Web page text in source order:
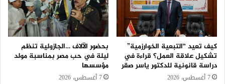
كيف تعيد “التبعية الخوارزمية”
تشكيل علاقة العمل؟ قراءة في
دراسة قانونية للدكتور ياسر صقر
7 أغسطس، 2026
بحضور الآلاف …الجازولية تنظم
ليلة في حب مصر بمناسبة مولد
مؤسسها
7 أغسطس، 2026